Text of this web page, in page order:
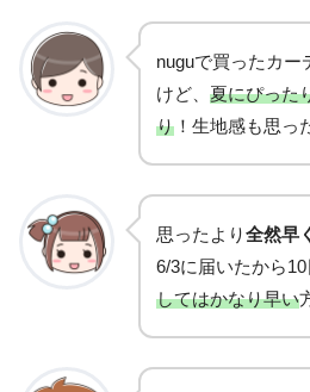
nuguで買ったカー
けど、 夏にぴった
り ！生地感も思っ
思ったより全然早
6/3に届いたから10
してはかなり早い